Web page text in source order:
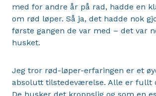
med for andre år på rad, hadde en
om rød løper. Så ja, det hadde nok
første gangen de var med – det var
husket.
Jeg tror rød-løper-erfaringen er et
absolutt tilstedeværelse. Alle er fullt